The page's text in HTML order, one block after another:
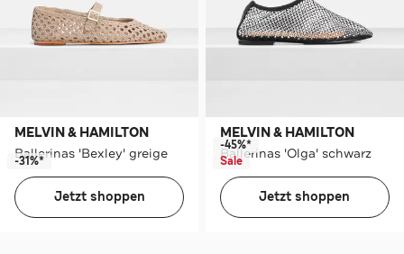
MELVIN & HAMILTON
Ballerinas 'Bexley' greige
-31%*
Jetzt shoppen
MELVIN & HAMILTON
Ballerinas 'Olga' schwarz
-45%*
Sale
Jetzt shoppen